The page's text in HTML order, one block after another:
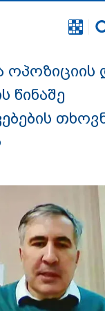
საქმეზე
ნია
სახით
ოპოზიციის
წინაშე